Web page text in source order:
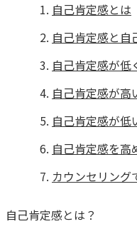
自己肯定感とは
自己肯定感と自
自己肯定感が低
自己肯定感が高
自己肯定感が低
自己肯定感を高
カウンセリング
自己肯定感とは？